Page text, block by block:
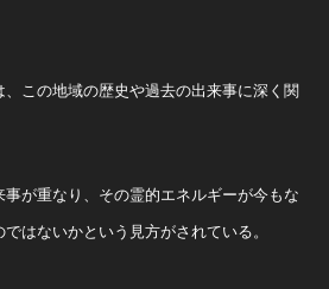
この地域の歴史や過去の出来事に深く関
が重なり、その霊的エネルギーが今もな
はないかという見方がされている。